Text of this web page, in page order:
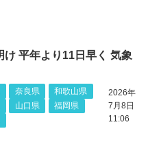
平年より11日早く 気象
奈良県
和歌山県
山口県
福岡県
2026年
7月8日
11:06